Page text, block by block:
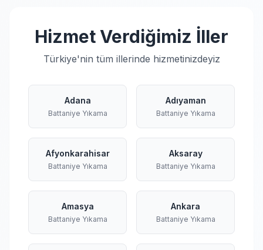
Hizmet Verdiğimiz İller
Türkiye'nin tüm illerinde hizmetinizdeyiz
Adana
Battaniye Yıkama
Adıyaman
Battaniye Yıkama
Afyonkarahisar
Battaniye Yıkama
Aksaray
Battaniye Yıkama
Amasya
Battaniye Yıkama
Ankara
Battaniye Yıkama